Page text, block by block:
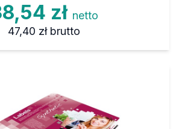
zł netto
47,40 zł brutto